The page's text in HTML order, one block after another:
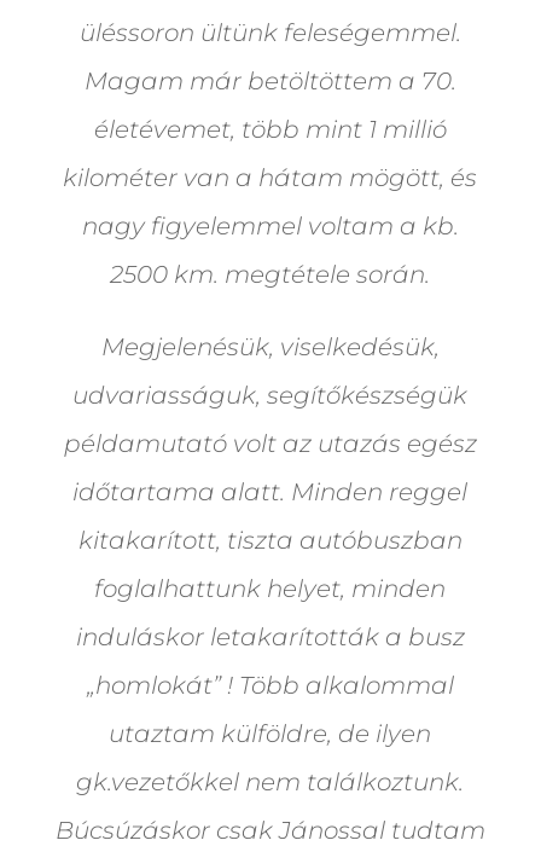
üléssoron ültünk feleségemmel.
Magam már betöltöttem a 70.
életévemet, több mint 1 millió
kilométer van a hátam mögött, és
nagy figyelemmel voltam a kb.
2500 km. megtétele során.
Megjelenésük, viselkedésük,
udvariasságuk, segítőkészségük
példamutató volt az utazás egész
időtartama alatt. Minden reggel
kitakarított, tiszta autóbuszban
foglalhattunk helyet, minden
induláskor letakarították a busz
„homlokát” ! Több alkalommal
utaztam külföldre, de ilyen
gk.vezetőkkel nem találkoztunk.
Búcsúzáskor csak Jánossal tudtam